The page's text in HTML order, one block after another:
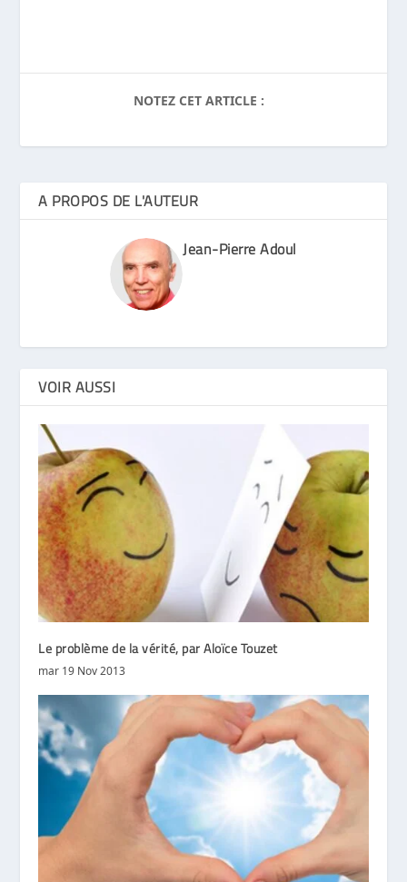
NOTEZ CET ARTICLE :
A PROPOS DE L'AUTEUR
Jean-Pierre Adoul
VOIR AUSSI
Le problème de la vérité, par Aloïce Touzet
mar 19 Nov 2013